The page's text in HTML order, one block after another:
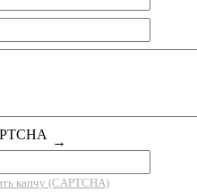
→
капчу (CAPTCHA)